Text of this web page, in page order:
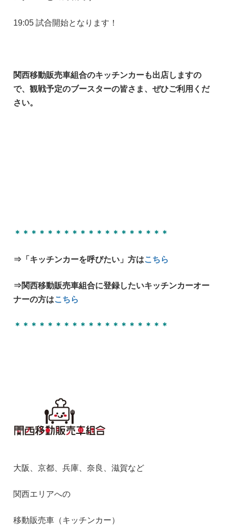
19:05 試合開始となります！
関西移動販売車組合のキッチンカーも出店しますの
で、観戦予定のブースターの皆さま、ぜひご利用くだ
さい。
＊＊＊＊＊＊＊＊＊＊＊＊＊＊＊＊＊＊＊
⇒「キッチンカーを呼びたい」方はこちら
⇒関西移動販売車組合に登録したいキッチンカーオー
ナーの方はこちら
＊＊＊＊＊＊＊＊＊＊＊＊＊＊＊＊＊＊＊
大阪、京都、兵庫、奈良、滋賀など
関西エリアへの
移動販売車（キッチンカー）